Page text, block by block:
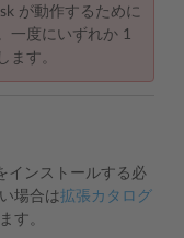
が動作するために
一度にいずれか 1
ます。
インストールする必
場合は拡張カタログ
す。